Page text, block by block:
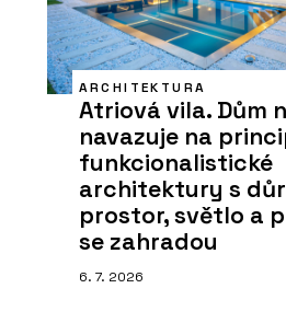
ARCHITEKTURA
Atriová vila. Dům
navazuje na
funkcionalistické
architektury s
prostor, světlo a
se zahradou
6. 7. 2026